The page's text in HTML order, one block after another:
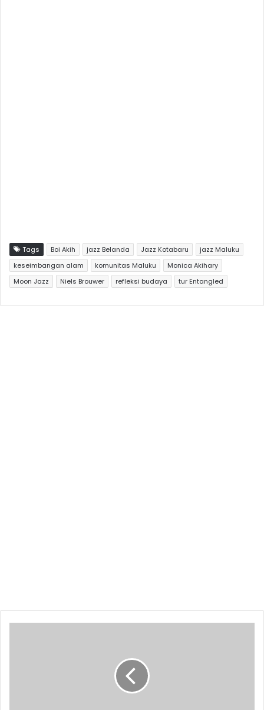
Tags Boi Akih jazz Belanda Jazz Kotabaru
jazz Maluku
keseimbangan alam
komunitas Maluku
Monica Akihary
Moon Jazz
Niels Brouwer refleksi budaya tur Entangled